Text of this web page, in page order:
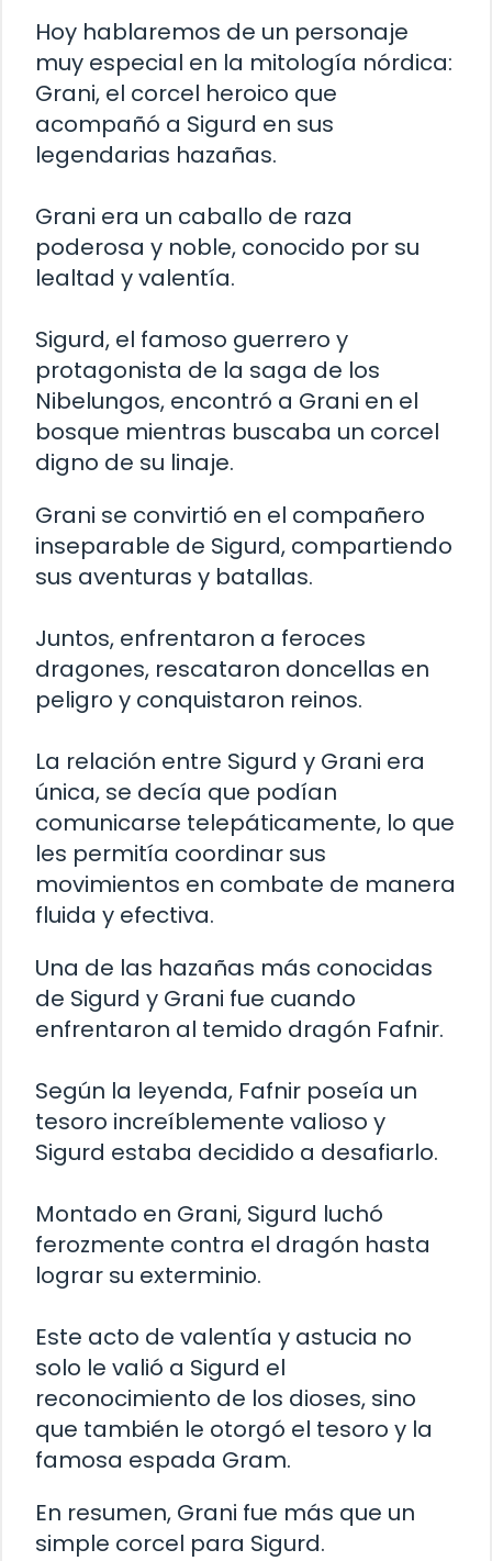
Hoy hablaremos de un personaje
muy especial en la mitología nórdica:
Grani, el corcel heroico que
acompañó a Sigurd en sus
legendarias hazañas.
Grani era un caballo de raza
poderosa y noble, conocido por su
lealtad y valentía.
Sigurd, el famoso guerrero y
protagonista de la saga de los
Nibelungos, encontró a Grani en el
bosque mientras buscaba un corcel
digno de su linaje.
Grani se convirtió en el compañero
inseparable de Sigurd, compartiendo
sus aventuras y batallas.
Juntos, enfrentaron a feroces
dragones, rescataron doncellas en
peligro y conquistaron reinos.
La relación entre Sigurd y Grani era
única, se decía que podían
comunicarse telepáticamente, lo que
les permitía coordinar sus
movimientos en combate de manera
fluida y efectiva.
Una de las hazañas más conocidas
de Sigurd y Grani fue cuando
enfrentaron al temido dragón Fafnir.
Según la leyenda, Fafnir poseía un
tesoro increíblemente valioso y
Sigurd estaba decidido a desafiarlo.
Montado en Grani, Sigurd luchó
ferozmente contra el dragón hasta
lograr su exterminio.
Este acto de valentía y astucia no
solo le valió a Sigurd el
reconocimiento de los dioses, sino
que también le otorgó el tesoro y la
famosa espada Gram.
En resumen, Grani fue más que un
simple corcel para Sigurd.